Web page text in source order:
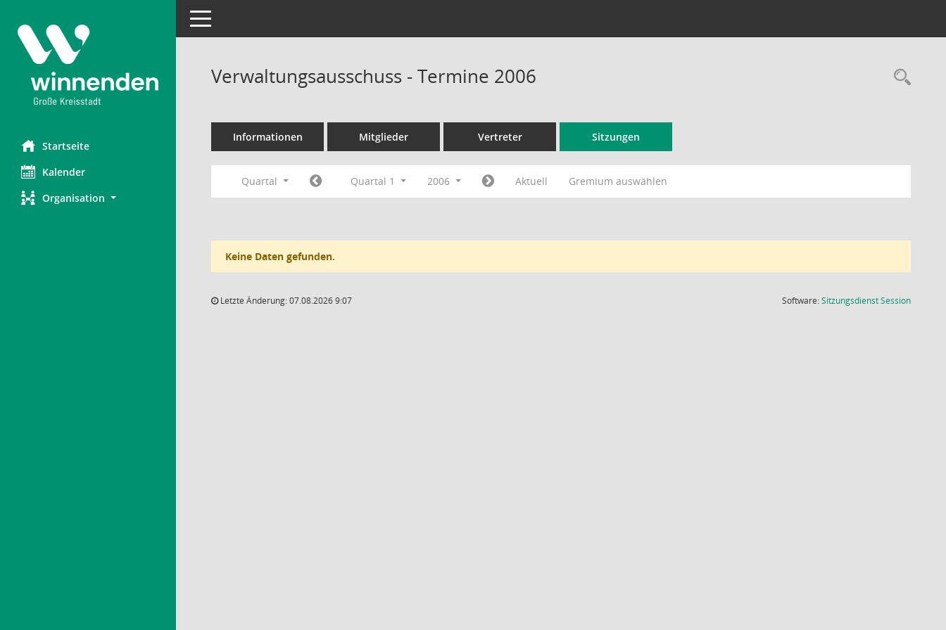
Startseite
Kalender
Organisation
Toggle navigation
Verwaltungsausschuss - Termine 2006
Informationen Mitglieder Vertreter Sitzungen
Quartal Quartal 1 2006 Aktuell Gremium auswählen
Keine Daten gefunden.
Letzte Änderung: 07.08.2026 9:07 Software:SitzungsdienstSession(Wird in